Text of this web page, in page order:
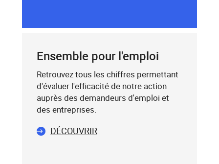
un
clé
(exemple
:
75019),
sélectionnez-
le
la
CODE
Ensemble pour l'emploi
Retrouvez tous les chiffres permettant
d'évaluer l'efficacité de notre action
auprès des demandeurs d'emploi et
des entreprises.
DÉCOUVRIR